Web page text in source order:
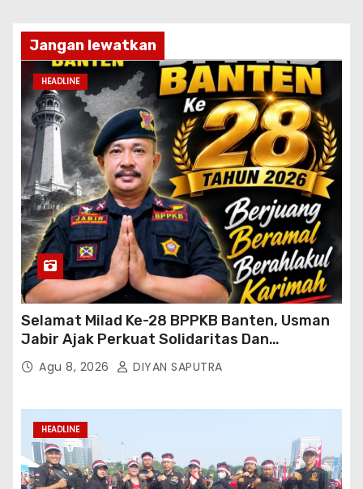
Jangan lewatkan
HEADLINE
Selamat Milad Ke-28 BPPKB Banten, Usman
Jabir Ajak Perkuat Solidaritas Dan
Kebersamaan
Agu 8, 2026 DIYAN SAPUTRA
HEADLINE